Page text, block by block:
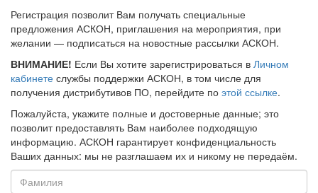
Регистрация позволит Вам получать специальные
предложения АСКОН, приглашения на мероприятия, при
желании — подписаться на новостные рассылки АСКОН.
ВНИМАНИЕ! Если Вы хотите зарегистрироваться в Личном
кабинете службы поддержки АСКОН, в том числе для
получения дистрибутивов ПО, перейдите по этой ссылке.
Пожалуйста, укажите полные и достоверные данные; это
позволит предоставлять Вам наиболее подходящую
информацию. АСКОН гарантирует конфиденциальность
Ваших данных: мы не разглашаем их и никому не передаём.